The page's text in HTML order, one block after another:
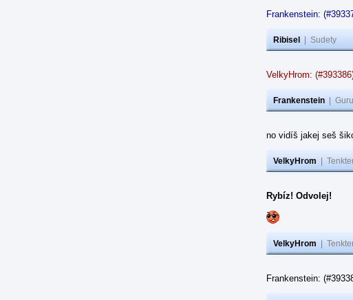
Frankenstein:
Ribisel Sudety
VelkyHrom:
Frankenstein
no vidíš jakej seš
VelkyHrom
Rybíz! Odvolej!
VelkyHrom
Frankenstein: